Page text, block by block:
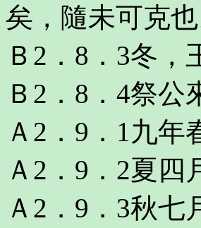
矣，隨未可克
Ｂ2．8．3冬
Ｂ2．8．4祭
Ａ2．9．1九
Ａ2．9．2夏四
Ａ2．9．3秋七